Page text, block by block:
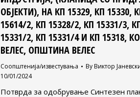
ОБЈЕКТИ), НА КП 15329, КП 15330,
15614/2, КП 15328/2, КП 15331/3,
15331/2, КП 15331/4 И КП 15318, КО
ВЕЛЕС, ОПШТИНА ВЕЛЕС
Соопштенија/известувања By Виктор
10/01/2024
Потврда за одобрување Синтезен